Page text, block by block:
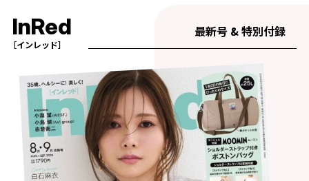
InRed
［インレッド］
最新号 & 特別付録